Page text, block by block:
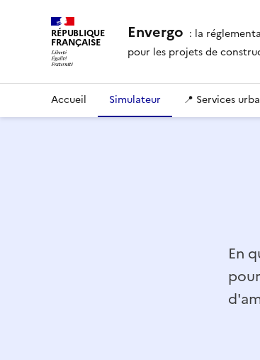
RÉPUBLIQUE
FRANÇAISE Envergo : la
pour les projets de
Accueil Simulateur 📍 Services
En